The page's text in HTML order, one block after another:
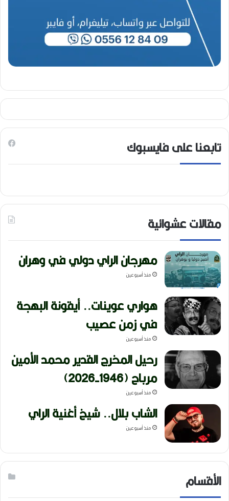
تابعنا على فايسبوك
مقالات عشوائية
مهرجان الراي دولي في وهران
منذ أسبوعين
هواري عوينات.. أيقونة البهجة
في زمن عصيب
منذ أسبوعين
رحيل المخرج القدير محمد الأمين
مرباح (1946-2026)
منذ أسبوعين
الشاب بلال.. شيخ أغنية الراي
منذ أسبوعين
الأقسام